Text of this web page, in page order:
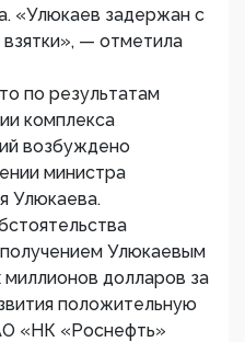
«Улюкаев задержан с
— отметила
по результатам
комплекса
возбуждено
министра
Улюкаева.
Улюкаевым
миллионов долларов за
положительную
«НК «Роснефть»